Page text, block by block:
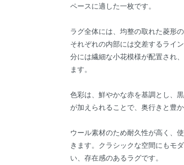
ペースに適した一枚です。
ラグ全体には、均整の取れた菱形
それぞれの内部には交差するライ
分には繊細な小花模様が配置され
ます。
色彩は、鮮やかな赤を基調とし、
が加えられることで、奥行きと豊
ウール素材のため耐久性が高く、
きます。クラシックな空間にもモ
い、存在感のあるラグです。